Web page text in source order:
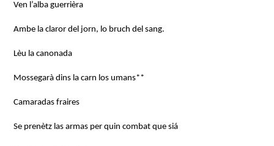
Ven l’alba guerrièra
Ambe la claror del jorn, lo bruch del sang.
Lèu la canonada
Mossegarà dins la carn los umans**
Camaradas fraires
Se prenètz las armas per quin combat que siá